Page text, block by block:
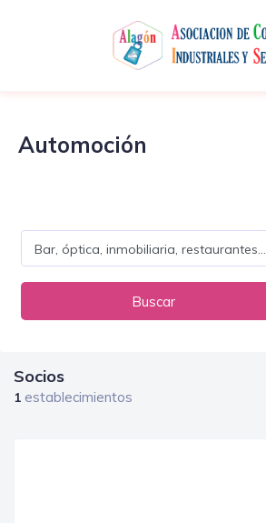
Automoción
Buscar
Socios
1 establecimientos